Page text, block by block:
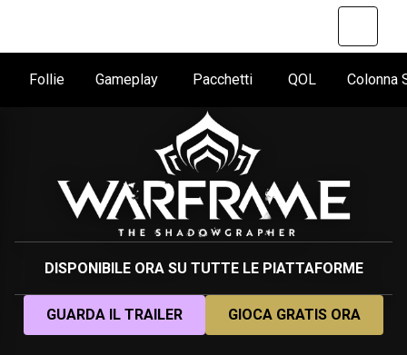
Follie Gameplay Pacchetti QOL
DISPONIBILE ORA SU TUTTE LE PIATTAFORME
GUARDA IL TRAILER GIOCA GRATIS ORA